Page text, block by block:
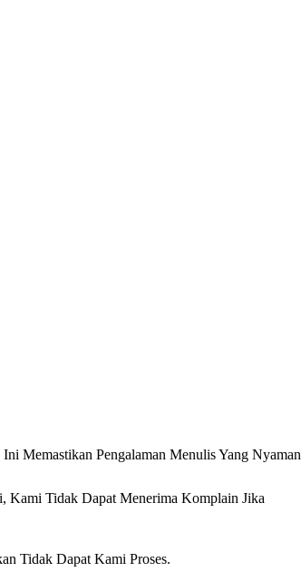
Memastikan Pengalaman Menulis Yang Nyaman
Kami Tidak Dapat Menerima Komplain Jika
Tidak Dapat Kami Proses.